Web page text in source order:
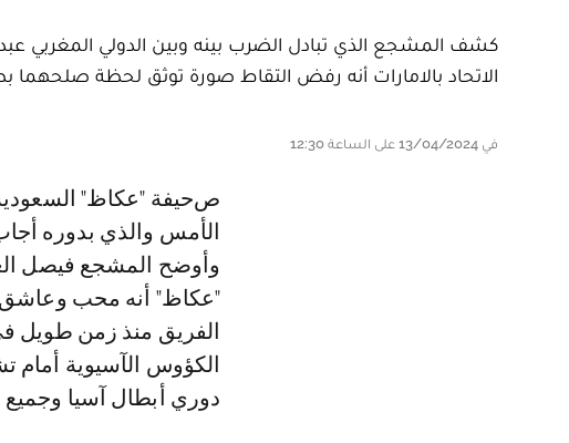
كشف المشجع الذي تبادل الضرب بينه وبين الدولي المغربي
الاتحاد بالامارات أنه رفض التقاط صورة توثق لحظة صلحهما
في 13/04/2024 على الساعة 12:30
صحيفة "عكاظ" السعودية تواصلت مع المشجع الذي كان طرفا في حادثة أول
الأمس والذي بدوره
وأوضح المشجع فيصل
"عكاظ" أنه محب وعاشق
الفريق منذ زمن طويل
الكؤوس الآسيوية أمام
دوري أبطال آسيا وجميع